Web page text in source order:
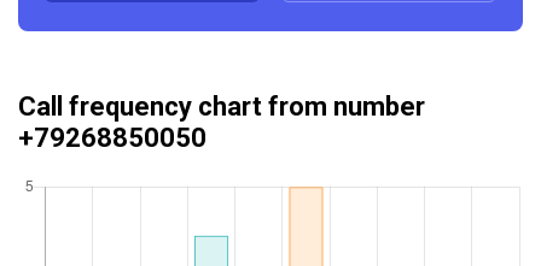
Call frequency chart from number
+79268850050